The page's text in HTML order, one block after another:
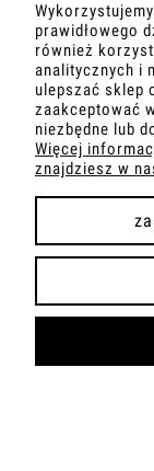
kosztów
Dodaj do
prawidłowego
również
analitycznych i
ulepszać sklep
zaakceptować
niezbędne lub
Więcej
znajdziesz w